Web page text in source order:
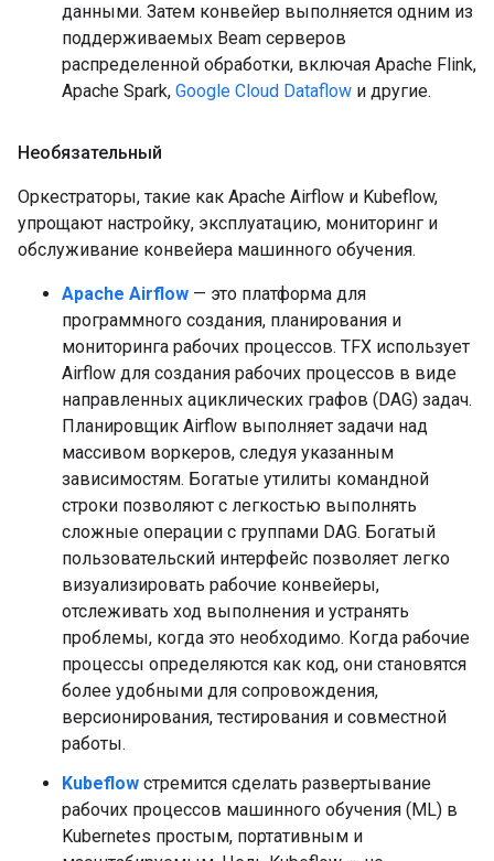
данными. Затем конвейер выполняется одним из
поддерживаемых Beam серверов
распределенной обработки, включая Apache Flink,
Apache Spark, Google Cloud Dataflow и другие.
Необязательный
Оркестраторы, такие как Apache Airflow и Kubeflow,
упрощают настройку, эксплуатацию, мониторинг и
обслуживание конвейера машинного обучения.
Apache Airflow — это платформа для
программного создания, планирования и
мониторинга рабочих процессов. TFX использует
Airflow для создания рабочих процессов в виде
направленных ациклических графов (DAG) задач.
Планировщик Airflow выполняет задачи над
массивом воркеров, следуя указанным
зависимостям. Богатые утилиты командной
строки позволяют с легкостью выполнять
сложные операции с группами DAG. Богатый
пользовательский интерфейс позволяет легко
визуализировать рабочие конвейеры,
отслеживать ход выполнения и устранять
проблемы, когда это необходимо. Когда рабочие
процессы определяются как код, они становятся
более удобными для сопровождения,
версионирования, тестирования и совместной
работы.
Kubeflow стремится сделать развертывание
рабочих процессов машинного обучения (ML) в
Kubernetes простым, портативным и